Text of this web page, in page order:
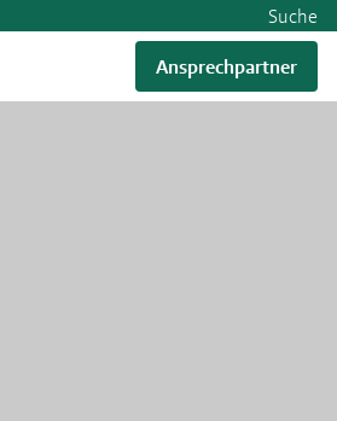
Suche
Ansprechpartner